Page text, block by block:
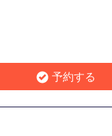
予約する